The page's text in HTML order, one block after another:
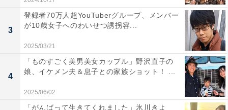
3
登録者70万人超YouTuberグループ、メンバー
が10歳女子へのわいせつ誘拐容...
2025/03/21
4
「ものすごく美男美女カップル」野沢直子の
娘、イケメン夫＆息子との家族ショット！ ...
2025/06/02
「がんばって生きてくれました」氷川きよ